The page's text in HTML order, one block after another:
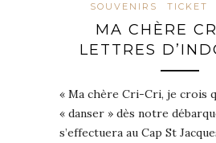
SOUVENIRS
TICKET
MA CHÈRE
LETTRES
« Ma chère Cri-Cri, je crois
« danser » dès notre
s’effectuera au Cap St